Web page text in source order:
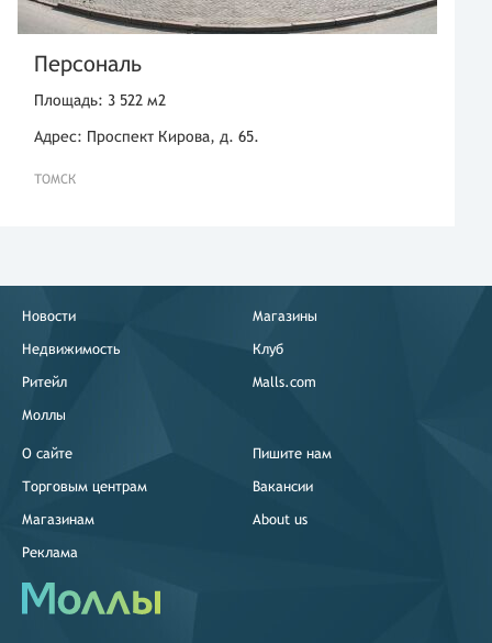
Персональ
Площадь: 3 522 м2
Адрес: Проспект Кирова, д. 65.
ТОМСК
Новости
Недвижимость
Ритейл
Моллы
Магазины
Клуб
Malls.com
О сайте
Торговым центрам
Магазинам
Реклама
Пишите нам
Вакансии
About us